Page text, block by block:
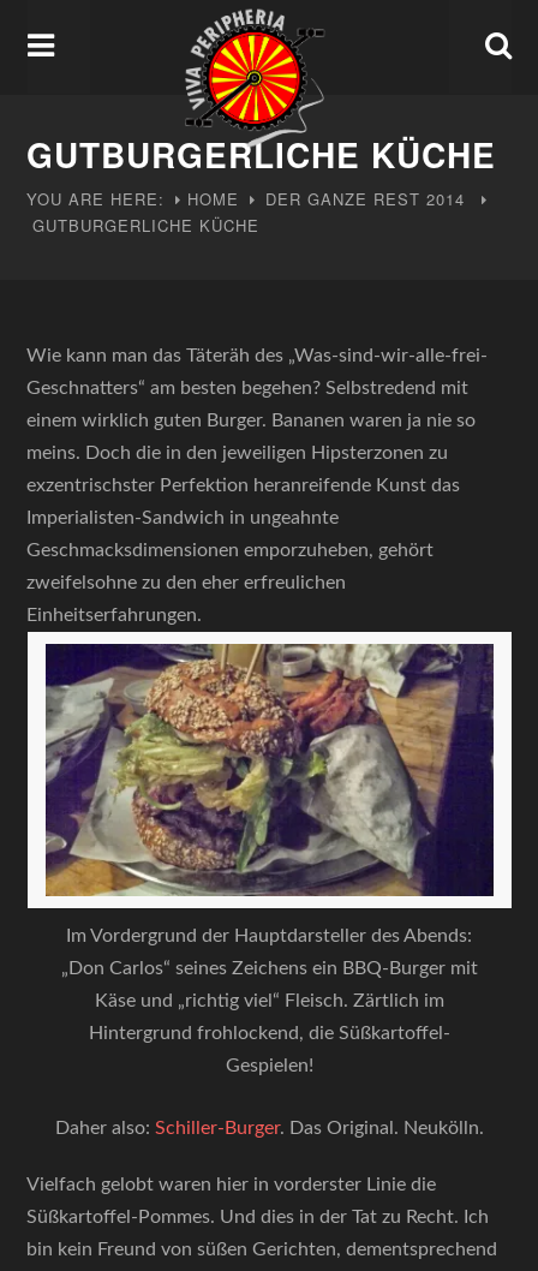
GUTBURGERLICHE KÜCHE
YOU ARE HERE: HOME DER GANZE REST 2014
GUTBURGERLICHE KÜCHE
Wie kann man das Täteräh des „Was-sind-wir-alle-frei-
Geschnatters“ am besten begehen? Selbstredend mit
einem wirklich guten Burger. Bananen waren ja nie so
meins. Doch die in den jeweiligen Hipsterzonen zu
exzentrischster Perfektion heranreifende Kunst das
Imperialisten-Sandwich in ungeahnte
Geschmacksdimensionen emporzuheben, gehört
zweifelsohne zu den eher erfreulichen
Einheitserfahrungen.
Im Vordergrund der Hauptdarsteller des Abends:
„Don Carlos“ seines Zeichens ein BBQ-Burger mit
Käse und „richtig viel“ Fleisch. Zärtlich im
Hintergrund frohlockend, die Süßkartoffel-
Gespielen!
Daher also: Schiller-Burger. Das Original. Neukölln.
Vielfach gelobt waren hier in vorderster Linie die
Süßkartoffel-Pommes. Und dies in der Tat zu Recht. Ich
bin kein Freund von süßen Gerichten, dementsprechend